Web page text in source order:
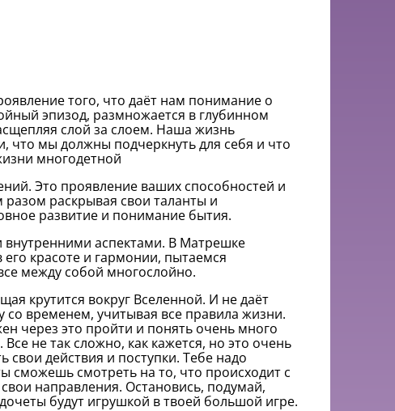
того, что даёт нам понимание о
эпизод, размножается в глубинном
слой за слоем. Наша жизнь
что мы должны подчеркнуть для себя и что
многодетной
Это проявление ваших способностей и
разом раскрывая свои таланты и
развитие и понимание бытия.
аспектами. В Матрешке
красоте и гармонии, пытаемся
между собой многослойно.
крутится вокруг Вселенной. И не даёт
со временем, учитывая все правила жизни.
через это пройти и понять очень много
не так сложно, как кажется, но это очень
действия и поступки. Тебе надо
сможешь смотреть на то, что происходит с
направления. Остановись, подумай,
будут игрушкой в твоей большой игре.